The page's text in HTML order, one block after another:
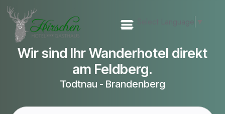
▼
Wir sind Ihr Wanderhotel direkt
am Feldberg.
Todtnau - Brandenberg